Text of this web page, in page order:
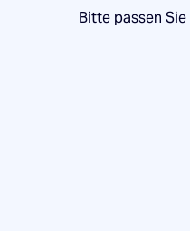
Bitte passen